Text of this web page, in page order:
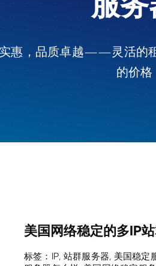
惠，品质卓越——灵活的
的价格
美国网络稳定的多IP
标签： IP, 站群服务器, 美国稳定